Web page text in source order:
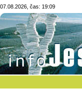
07.08.2026, čas: 19:09